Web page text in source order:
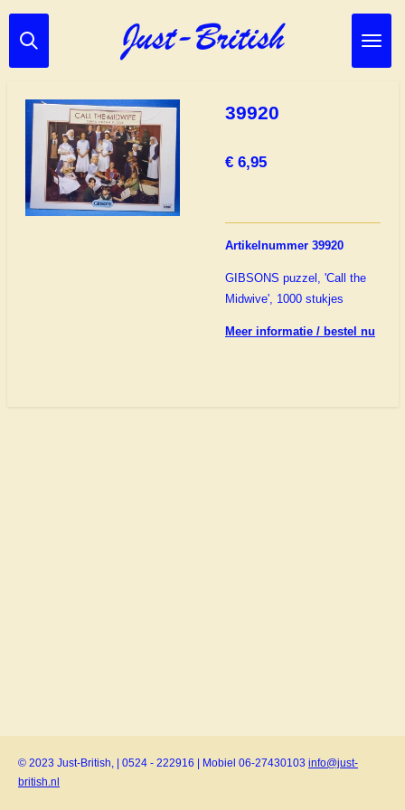
Ga
direct
hoofdinhoud
39920
€ 6,95
Artikelnummer 39920
GIBSONS puzzel, 'Call the
Midwive', 1000 stukjes
Meer informatie / bestel nu
© 2023 Just-British, | 0524 - 222916 | Mobiel 06-27430103 info@just-
british.nl